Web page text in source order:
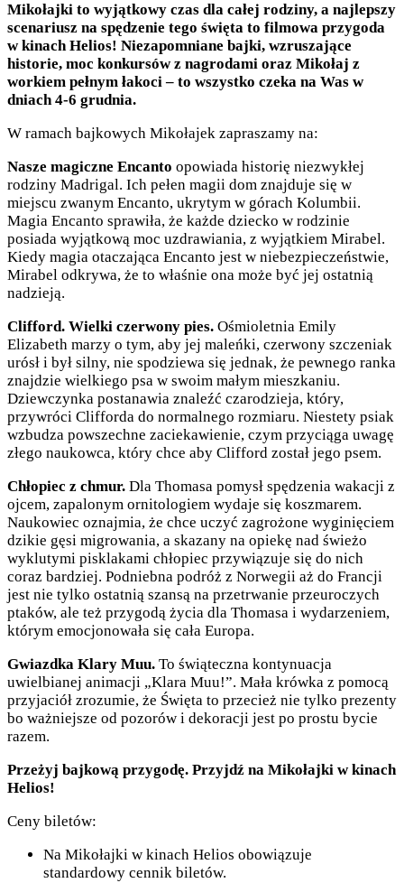
Mikołajki to wyjątkowy czas dla całej rodziny, a najlepszy
scenariusz na spędzenie tego święta to filmowa przygoda
w kinach Helios! Niezapomniane bajki, wzruszające
historie, moc konkursów z nagrodami oraz Mikołaj z
workiem pełnym łakoci – to wszystko czeka na Was w
dniach 4-6 grudnia.
W ramach bajkowych Mikołajek zapraszamy na:
Nasze magiczne Encanto opowiada historię niezwykłej
rodziny Madrigal. Ich pełen magii dom znajduje się w
miejscu zwanym Encanto, ukrytym w górach Kolumbii.
Magia Encanto sprawiła, że każde dziecko w rodzinie
posiada wyjątkową moc uzdrawiania, z wyjątkiem Mirabel.
Kiedy magia otaczająca Encanto jest w niebezpieczeństwie,
Mirabel odkrywa, że to właśnie ona może być jej ostatnią
nadzieją.
Clifford. Wielki czerwony pies. Ośmioletnia Emily
Elizabeth marzy o tym, aby jej maleńki, czerwony szczeniak
urósł i był silny, nie spodziewa się jednak, że pewnego ranka
znajdzie wielkiego psa w swoim małym mieszkaniu.
Dziewczynka postanawia znaleźć czarodzieja, który,
przywróci Clifforda do normalnego rozmiaru. Niestety psiak
wzbudza powszechne zaciekawienie, czym przyciąga uwagę
złego naukowca, który chce aby Clifford został jego psem.
Chłopiec z chmur. Dla Thomasa pomysł spędzenia wakacji z
ojcem, zapalonym ornitologiem wydaje się koszmarem.
Naukowiec oznajmia, że chce uczyć zagrożone wyginięciem
dzikie gęsi migrowania, a skazany na opiekę nad świeżo
wyklutymi pisklakami chłopiec przywiązuje się do nich
coraz bardziej. Podniebna podróż z Norwegii aż do Francji
jest nie tylko ostatnią szansą na przetrwanie przeuroczych
ptaków, ale też przygodą życia dla Thomasa i wydarzeniem,
którym emocjonowała się cała Europa.
Gwiazdka Klary Muu. To świąteczna kontynuacja
uwielbianej animacji „Klara Muu!”. Mała krówka z pomocą
przyjaciół zrozumie, że Święta to przecież nie tylko prezenty
bo ważniejsze od pozorów i dekoracji jest po prostu bycie
razem.
Przeżyj bajkową przygodę. Przyjdź na Mikołajki w kinach
Helios!
Ceny biletów:
Na Mikołajki w kinach Helios obowiązuje
standardowy cennik biletów.